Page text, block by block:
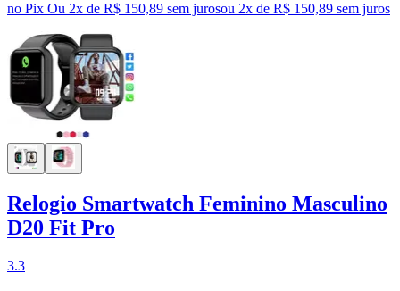
no Pix Ou 2x de R$ 150,89 sem jurosou 2x de R$ 150,89 sem juros
Relogio Smartwatch Feminino Masculino
D20 Fit Pro
3.3